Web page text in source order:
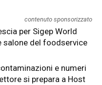
contenuto sponsorizzato
per Sigep World
salone del foodservice
e numeri
si prepara a Host